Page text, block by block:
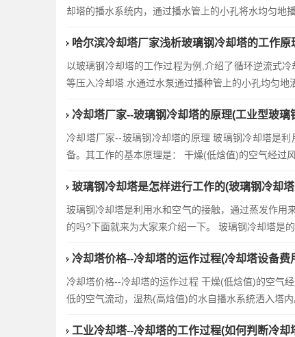
却塔的播水系统内，通过播水管上的小孔将水均匀地
哈尔滨冷却塔厂家浅析玻璃钢冷却塔的工作原
以玻璃钢冷却塔的工作过程为例,介绍了循环逆流式
等压入冷却塔.水通过水泵通过播种管上的小孔均匀地
冷却塔厂家--玻璃钢冷却塔的原理(工业型玻璃
冷却塔厂家--玻璃钢冷却塔的原理 玻璃钢冷却塔是
备。其工作的基本原理是： 干燥(低焓值)的空气经过
玻璃钢冷却塔是怎样进行工作的(玻璃钢冷却
玻璃钢冷却塔是利用水和空气的接触，通过蒸发作用
的吗?下面就来为大家来介绍一下。 玻璃钢冷却塔是
冷却塔价格--冷却塔的运作过程(冷却塔设备费
冷却塔价格--冷却塔的运作过程 干燥(低焓值)的空气
低的空气流动，湿热(高焓值)的水自播水系统洒入塔
工业冷却塔--冷却塔的工作过程(如何判断冷却